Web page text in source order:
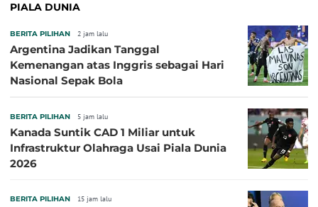
PIALA DUNIA
BERITA PILIHAN 2 jam lalu
Argentina Jadikan Tanggal
Kemenangan atas Inggris sebagai Hari
Nasional Sepak Bola
BERITA PILIHAN 5 jam lalu
Kanada Suntik CAD 1 Miliar untuk
Infrastruktur Olahraga Usai Piala Dunia
2026
BERITA PILIHAN 15 jam lalu